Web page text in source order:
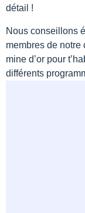
détail !
Nous conseillons
membres de notre
mine d’or pour
différents